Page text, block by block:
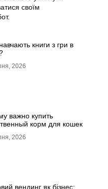
своїм
книги з гри в
2026
важно купить
корм для кошек
2026
вендинг як бізнес: